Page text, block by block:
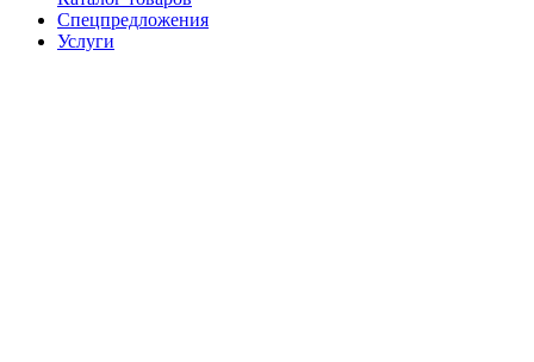
Спецпредложения
Услуги